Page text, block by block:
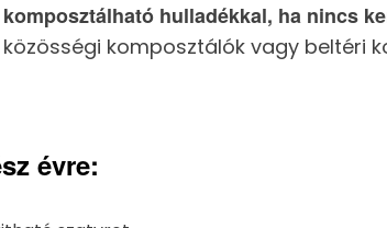
hulladékkal, ha nincs
komposztálók vagy beltéri
évre: